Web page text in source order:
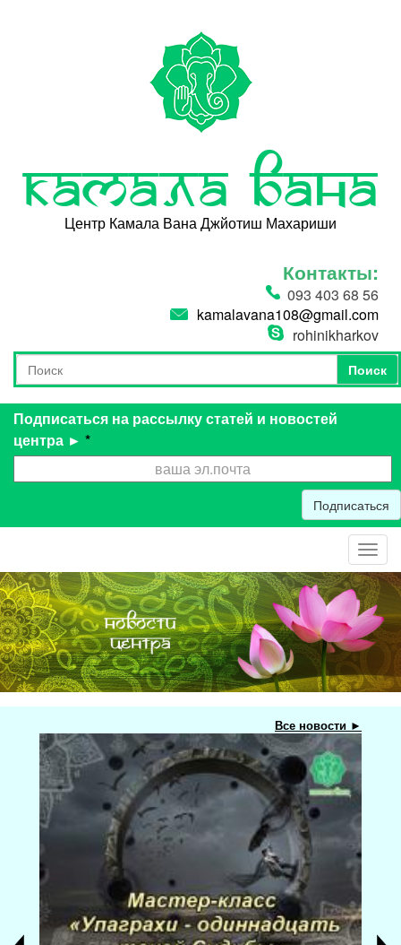
Камала Вана
Центр Камала Вана Джйотиш Махариши
Контакты:
093 403 68 56
kamalavana108@gmail.com
rohinikharkov
Форма поиска
Поиск
Поиск
Подписаться на рассылку статей и новостей
центра ► *
Подписаться
Все новости ►